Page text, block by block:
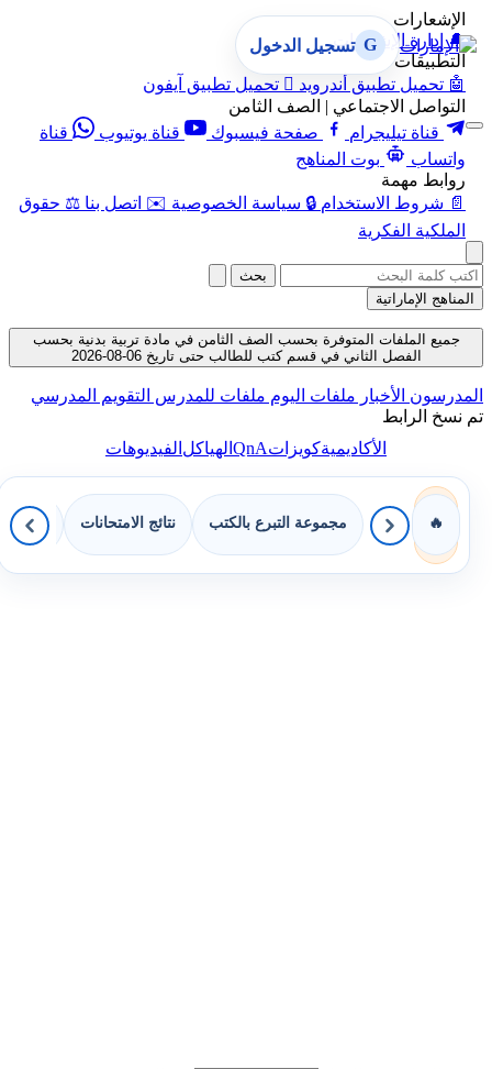
الإشعارات
🔔 إدارة الإشعارات
التطبيقات
🤖 تحميل تطبيق أندرويد  تحميل تطبيق آيفون
التواصل الاجتماعي | الصف الثامن
قناة تيليجرام
صفحة فيسبوك قناة يوتيوب
قناة
واتساب
بوت المناهج
روابط مهمة
📄 شروط الاستخدام 🔒 سياسة الخصوصية ✉️ اتصل بنا ⚖️ حقوق
الملكية الفكرية
G تسجيل الدخول
بحث
المناهج الإماراتية
جميع الملفات المتوفرة بحسب الصف الثامن في مادة تربية بدنية بحسب
الفصل الثاني في قسم كتب للطالب حتى تاريخ 06-08-2026
المدرسون الأخبار ملفات اليوم ملفات للمدرس التقويم المدرسي
تم نسخ الرابط
الأكاديميةكويزاتQnAالهياكلالفيديوهات
🔥 مجموعة التبرع بالكتب نتائج الامتحانات